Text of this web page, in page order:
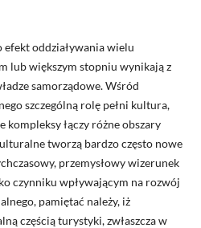
efekt oddziaływania wielu
lub większym stopniu wynikają z
samorządowe. Wśród
szczególną rolę pełni kultura,
łączy różne obszary
tworzą bardzo często nowe
przemysłowy wizerunek
czynniku wpływającym na rozwój
pamiętać należy, iż
częścią turystyki, zwłaszcza w